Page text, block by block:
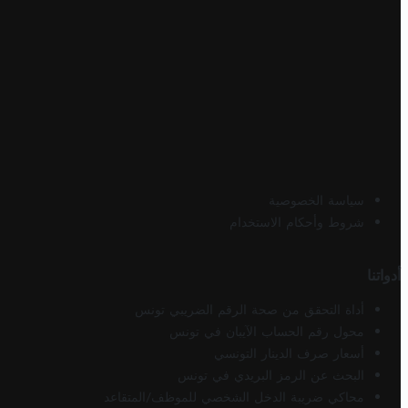
سياسة الخصوصية
شروط وأحكام الاستخدام
أدواتنا
أداة التحقق من صحة الرقم الضريبي تونس
محول رقم الحساب الآيبان في تونس
أسعار صرف الدينار التونسي
البحث عن الرمز البريدي في تونس
محاكي ضريبة الدخل الشخصي للموظف/المتقاعد